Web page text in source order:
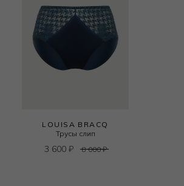
LOUISA BRACQ
Трусы слип
3 600 ₽ 8 000₽